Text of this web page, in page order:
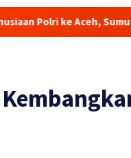
Sumut, dan Sumbar